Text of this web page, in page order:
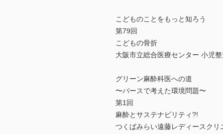
こどものことをもっと知ろう
第79回
こどもの骨折
大阪市立総合医療センター 小児
グリーン麻酔科医への道
〜パースで考えた環境問題〜
第1回
麻酔とサステナビリティ?!
つくばみらい遠藤レディースクリ